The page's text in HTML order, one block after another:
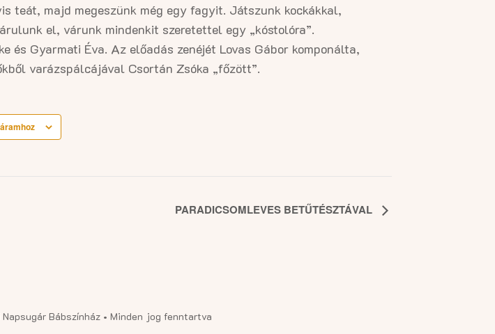
teát, majd megeszünk még egy fagyit. Játszunk kockákkal,
el, várunk mindenkit szeretettel egy „kóstolóra”.
és Gyarmati Éva. Az előadás zenéjét Lovas Gábor komponálta,
varázspálcájával Csortán Zsóka „főzött”.
PARADICSOMLEVES BETŰTÉSZTÁVAL
Bábszínház • Minden jog fenntartva